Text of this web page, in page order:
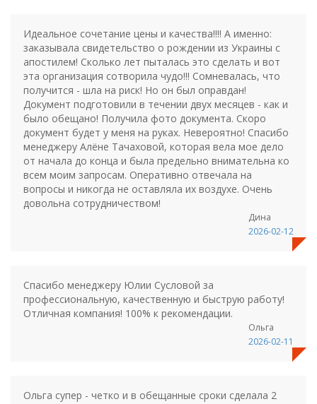
Идеальное сочетание цены и качества!!!! А именно:
заказывала свидетельство о рождении из Украины с
апостилем! Сколько лет пыталась это сделать и вот
эта организация сотворила чудо!!! Сомневалась, что
получится - шла на риск! Но он был оправдан!
Документ подготовили в течении двух месяцев - как и
было обещано! Получила фото документа. Скоро
документ будет у меня на руках. Невероятно! Спасибо
менеджеру Алёне Тачаховой, которая вела мое дело
от начала до конца и была предельно внимательна ко
всем моим запросам. Оперативно отвечала на
вопросы и никогда не оставляла их воздухе. Очень
довольна сотрудничеством!
Дина
2026-02-12
Спасибо менеджеру Юлии Сусловой за
профессиональную, качественную и быструю работу!
Отличная компания! 100% к рекомендации.
Ольга
2026-02-11
Ольга супер - четко и в обещанные сроки сделала 2